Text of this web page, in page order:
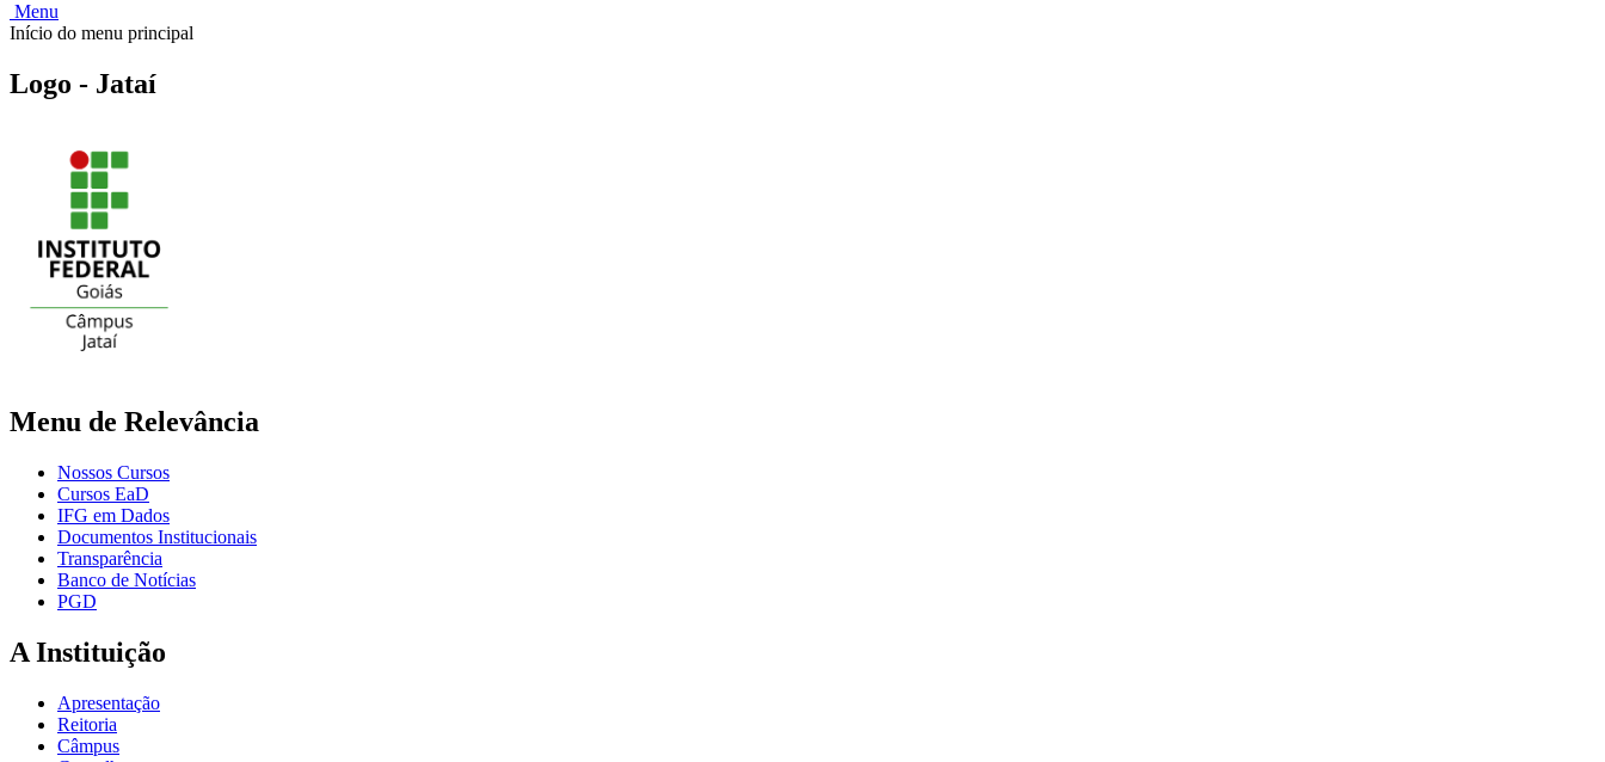
Menu
Início do menu principal
Logo - Jataí
Menu de Relevância
Nossos Cursos
Cursos EaD
IFG em Dados
Documentos Institucionais
Transparência
Banco de Notícias
PGD
A Instituição
Apresentação
Reitoria
Câmpus